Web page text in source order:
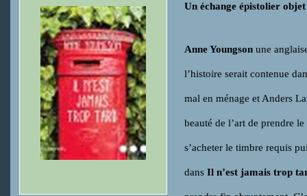
Un échange épistolier
Anne Youngson une
l’histoire serait contenue
mal en ménage et Anders
beauté de l’art de prendre
s’acheter le timbre requis
dans Il n’est jamais trop